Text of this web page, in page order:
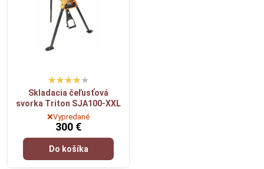
Skladacia čeľusťová
svorka Triton SJA100-XXL
❌Vypredané
300 €
Do košíka